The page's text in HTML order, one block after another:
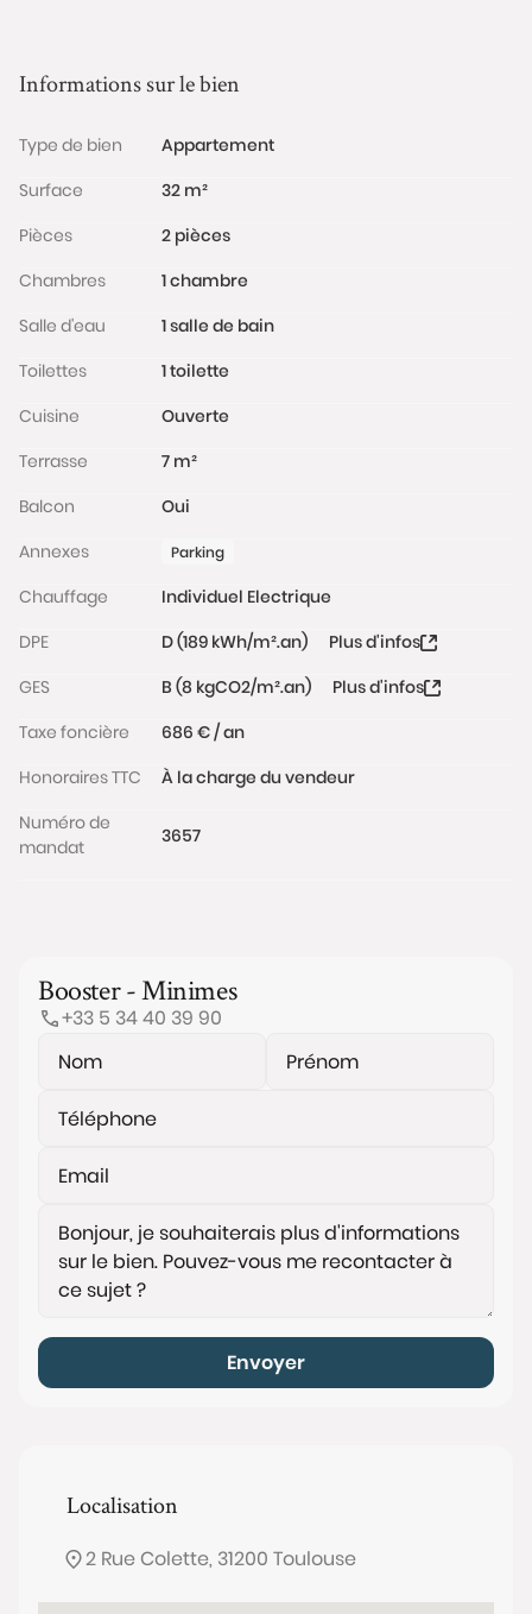
exposé sont disponibles sur le site Géorisques :
Informations sur le bien
Type de bien
Appartement
Surface
32 m²
Pièces
2 pièces
Chambres
1 chambre
Salle d'eau
1 salle de bain
Toilettes
1 toilette
Cuisine
Ouverte
Terrasse
7 m²
Balcon
Oui
Annexes
Parking
Chauffage
Individuel Electrique
DPE
D (189 kWh/m².an)
Plus d'infos
GES
B (8 kgCO2/m².an)
Plus d'infos
Taxe foncière
686 € / an
Honoraires TTC
À la charge du vendeur
Numéro de
mandat
3657
Booster - Minimes
+33 5 34 40 39 90
Envoyer
Localisation
2 Rue Colette, 31200 Toulouse